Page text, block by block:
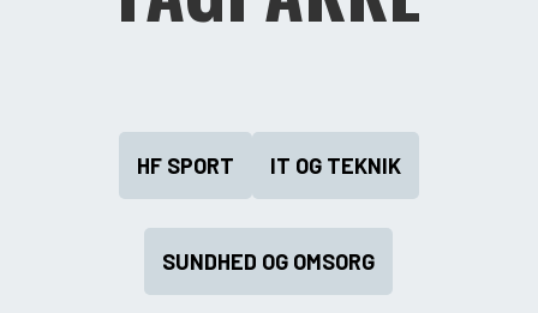
HF SPORT IT OG TEKNIK
SUNDHED OG OMSORG